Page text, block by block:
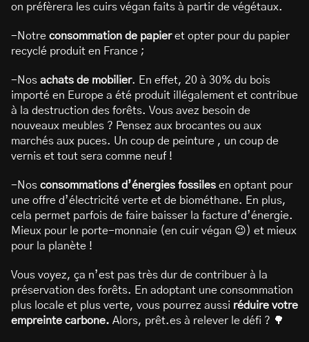
on préfèrera les cuirs végan faits à partir de végétaux.
-Notre consommation de papieret opter pour du papier
recyclé produit en France ;
-Nos achats de mobilier. En effet, 20 à 30% du bois
importé en Europe a été produit illégalement et contribue
à la destruction des forêts. Vous avez besoin de
nouveaux meubles ? Pensez aux brocantes ou aux
marchés aux puces. Un coup de peinture , un coup de
vernis et tout sera comme neuf !
-Nos consommations d’énergies fossiles en optant pour
une offre d’électricité verte et de biométhane. En plus,
cela permet parfois de faire baisser la facture d’énergie.
Mieux pour le porte-monnaie (en cuir végan 😉) et mieux
pour la planète !
Vous voyez, ça n’est pas très dur de contribuer à la
préservation des forêts. En adoptant une consommation
plus locale et plus verte, vous pourrez aussi réduire votre
empreinte carbone. Alors, prêt.es à relever le défi ? 🌳